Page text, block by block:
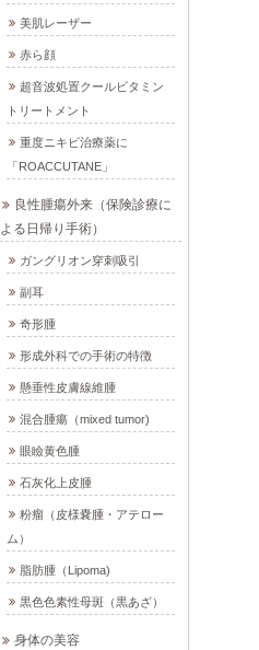
美肌レーザー
赤ら顔
超音波処置クールビタミン
トリートメント
重度ニキビ治療薬に
「ROACCUTANE」
良性腫瘍外来（保険診療に
よる日帰り手術）
ガングリオン穿刺吸引
副耳
奇形腫
形成外科での手術の特徴
懸垂性皮膚線維腫
混合腫瘍（mixed tumor)
眼瞼黄色腫
石灰化上皮腫
粉瘤（皮様嚢腫・アテロー
ム）
脂肪腫（Lipoma)
黒色色素性母斑（黒あざ）
身体の美容